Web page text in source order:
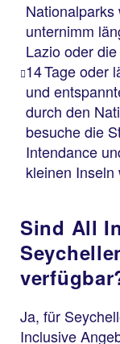
Nationalparks
unternimm
Lazio oder
14 Tage oder
und
durch den
besuche die
Intendance
kleinen
Sind All
Ja, für
Inclusive